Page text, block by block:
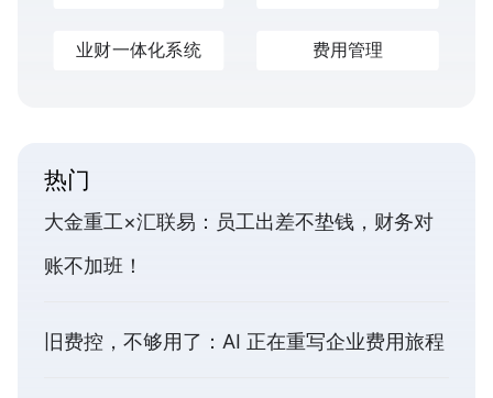
业财一体化系统 费用管理
热门
大金重工×汇联易：员工出差不垫钱，财务对
账不加班！
旧费控，不够用了：AI 正在重写企业费用旅程